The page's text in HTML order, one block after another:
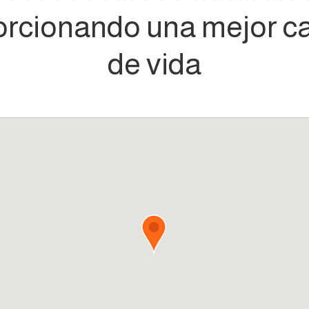
una mejor
de vida